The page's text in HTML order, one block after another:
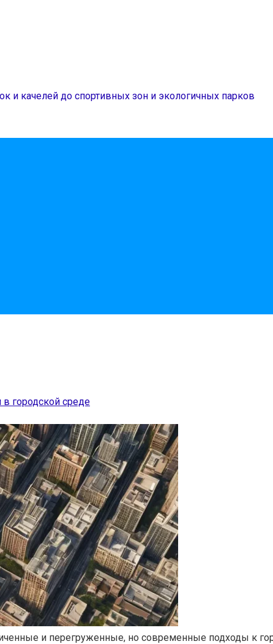
и качелей до спортивных зон и экологичных парков
городской среде
и перегруженные, но современные подходы к